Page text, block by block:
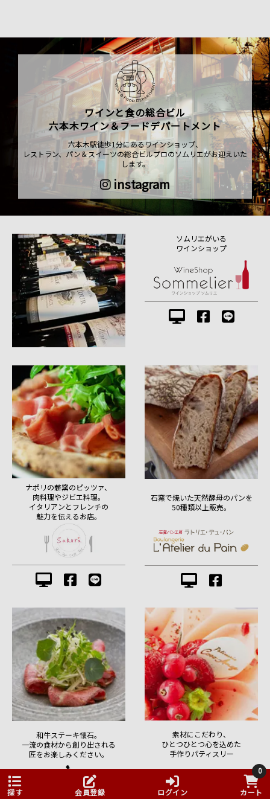
探す 会員登録 ログイン
0
カート
ワインと食の総合ビル
六本木ワイン＆フードデパートメント
六本木駅徒歩1分にあるワインショップ、
レストラン、パン＆スイーツの総合ビルプロのソムリエがお迎えいた
します。
instagram
ソムリエがいる
ワインショップ
ナポリの薪窯のピッツァ、
肉料理やジビエ料理。
イタリアンとフレンチの
魅力を伝えるお店。
石窯で焼いた天然酵母のパンを
50種類以上販売。
和牛ステーキ懐石。
一流の食材から創り出される
匠をお楽しみください。
素材にこだわり、
ひとつひとつ心を込めた
手作りパティスリー